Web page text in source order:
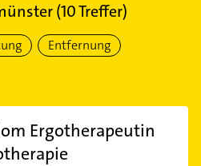
(10Treffer)
Entfernung
Ergotherapeutin